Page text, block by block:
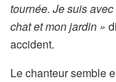
tournée. Je suis
chat et mon jardin »
accident.
Le chanteur semble